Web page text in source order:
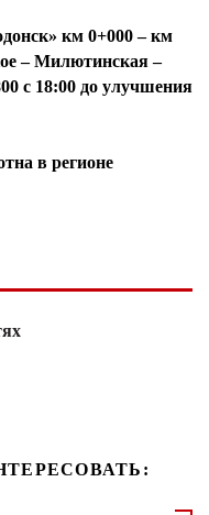
км 0+000 – км
– Милютинская –
с 18:00 до улучшения
в регионе